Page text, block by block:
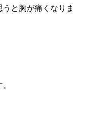
と胸が痛くなりま